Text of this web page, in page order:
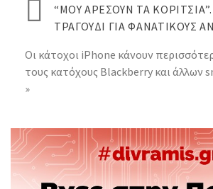
“ΜΟΥ ΑΡΈΣΟΥΝ ΤΑ
ΤΡΑΓΟΎΔΙ ΓΙΑ ΦΑΝΑΤΙΚΟΎΣ
Οι κάτοχοι iPhone κάνουν
τους κατόχους Blackberry και άλλων
»